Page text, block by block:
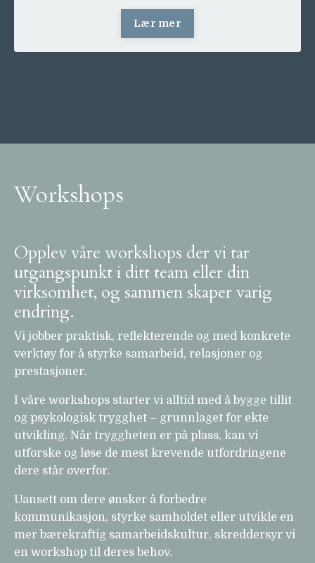
Lær mer
Workshops
Opplev våre workshops der vi tar
utgangspunkt i ditt team eller din
virksomhet, og sammen skaper varig
endring.
Vi jobber praktisk, reflekterende og med konkrete
verktøy for å styrke samarbeid, relasjoner og
prestasjoner.
I våre workshops starter vi alltid med å bygge tillit
og psykologisk trygghet – grunnlaget for ekte
utvikling. Når tryggheten er på plass, kan vi
utforske og løse de mest krevende utfordringene
dere står overfor.
Uansett om dere ønsker å forbedre
kommunikasjon, styrke samholdet eller utvikle en
mer bærekraftig samarbeidskultur, skreddersyr vi
en workshop til deres behov.